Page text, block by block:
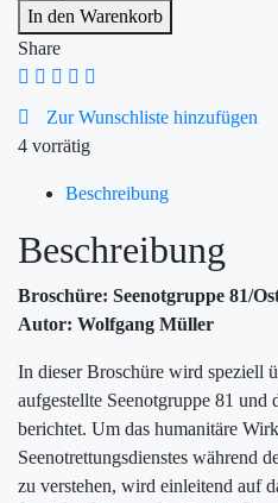
In den Warenkorb
Share
Zur Wunschliste hinzufügen
4 vorrätig
Beschreibung
Beschreibung
Broschüre: Seenotgruppe 81/
Autor: Wolfgang Müller
In dieser Broschüre wird speziell
aufgestellte Seenotgruppe 81 und
berichtet. Um das humanitäre
Seenotrettungsdienstes während
zu verstehen, wird einleitend auf